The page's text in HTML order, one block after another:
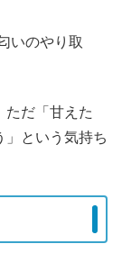
いのやり取
ただ「甘えた
」という気持ち